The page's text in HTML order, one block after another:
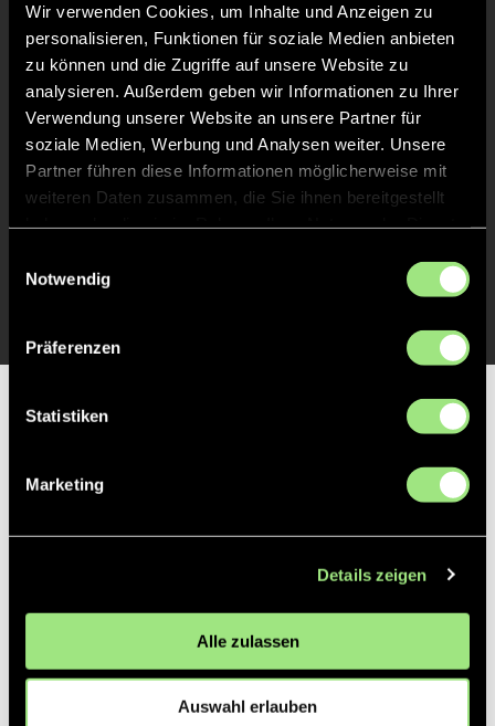
Wir verwenden Cookies, um Inhalte und Anzeigen zu
personalisieren, Funktionen für soziale Medien anbieten
zu können und die Zugriffe auf unsere Website zu
analysieren. Außerdem geben wir Informationen zu Ihrer
Verwendung unserer Website an unsere Partner für
soziale Medien, Werbung und Analysen weiter. Unsere
Partner führen diese Informationen möglicherweise mit
weiteren Daten zusammen, die Sie ihnen bereitgestellt
Notwendig
Präferenzen
Statistiken
Marketing
Details zeigen
Alle zulassen
Auswahl erlauben
24'
Abpfiff
Spiel beendet
13' TOR 0:1, FELDTOR
2' TOR 0:1, FELDTOR
1'
Partner